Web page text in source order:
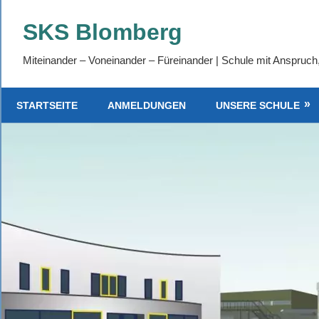
InhaltSKS Blomberg
Miteinander – Voneinander – Füreinander | Schule mit
STARTSEITE ANMELDUNGEN UNSERE SCHULE